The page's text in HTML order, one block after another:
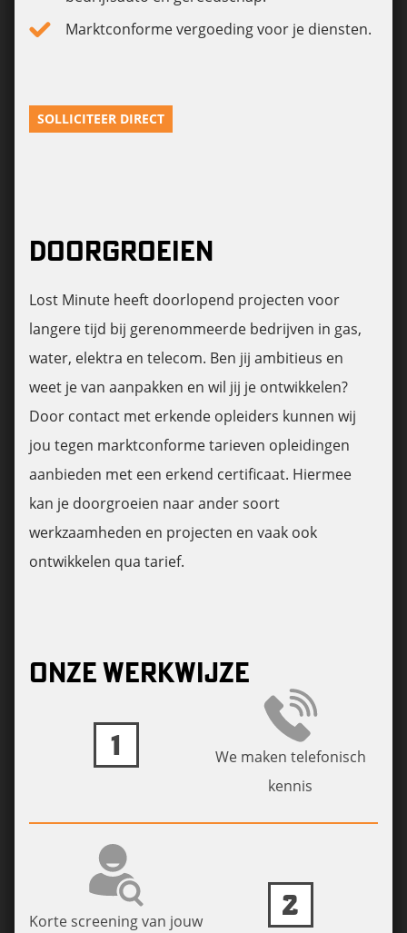
Marktconforme vergoeding voor je diensten.
SOLLICITEER DIRECT
DOORGROEIEN
Lost Minute heeft doorlopend projecten voor
langere tijd bij gerenommeerde bedrijven in gas,
water, elektra en telecom. Ben jij ambitieus en
weet je van aanpakken en wil jij je ontwikkelen?
Door contact met erkende opleiders kunnen wij
jou tegen marktconforme tarieven opleidingen
aanbieden met een erkend certificaat. Hiermee
kan je doorgroeien naar ander soort
werkzaamheden en projecten en vaak ook
ontwikkelen qua tarief.
ONZE WERKWIJZE
1
We maken telefonisch
kennis
Korte screening van jouw
2